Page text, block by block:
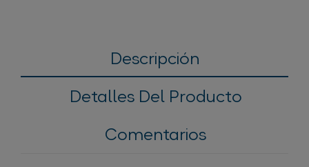
Descripción
Detalles Del Producto
Comentarios